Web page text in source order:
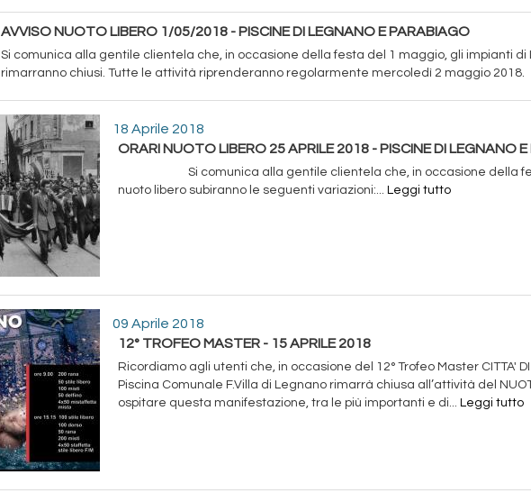
AVVISO NUOTO LIBERO 1/05/2018 - PISCINE DI LEGNANO E PARABIAGO
Si comunica alla gentile clientela che, in occasione della festa del 1 maggio, gli impianti di
rimarranno chiusi. Tutte le attività riprenderanno regolarmente mercoledì 2 maggio 2018.
18 Aprile 2018
ORARI NUOTO LIBERO 25 APRILE 2018 - PISCINE DI LEGNANO
Si comunica alla gentile clientela che, in occasione della
nuoto libero subiranno le seguenti variazioni:... Leggi tutto
09 Aprile 2018
12° TROFEO MASTER - 15 APRILE 2018
Ricordiamo agli utenti che, in occasione del 12° Trofeo Master CITTA'
Piscina Comunale F.Villa di Legnano rimarrà chiusa all’attività del
ospitare questa manifestazione, tra le più importanti e di... Leggi tutto